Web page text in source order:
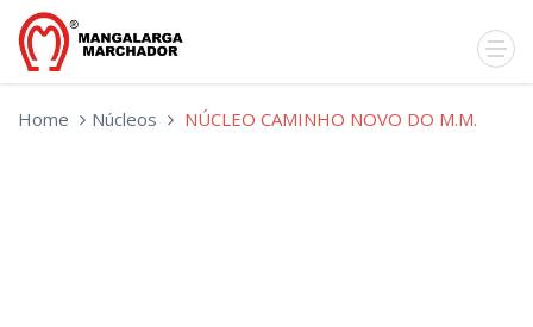
Home Núcleos NÚCLEO CAMINHO NOVO DO M.M.